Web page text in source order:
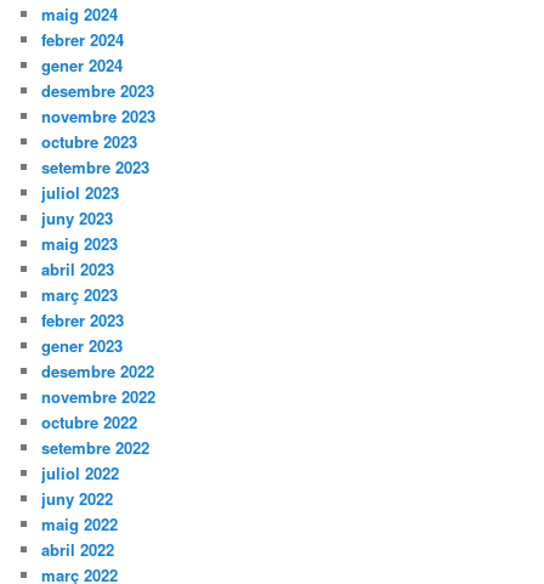
maig 2024
febrer 2024
gener 2024
desembre 2023
novembre 2023
octubre 2023
setembre 2023
juliol 2023
juny 2023
maig 2023
abril 2023
març 2023
febrer 2023
gener 2023
desembre 2022
novembre 2022
octubre 2022
setembre 2022
juliol 2022
juny 2022
maig 2022
abril 2022
març 2022